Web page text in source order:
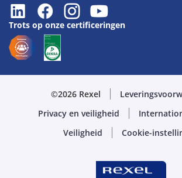
Trots op onze certificeringen
©2026 Rexel
Privacy en veiligheid
Veiligheid Cookie-